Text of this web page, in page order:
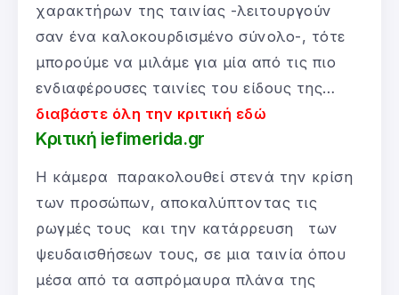
χαρακτήρων της ταινίας -λειτουργούν
σαν ένα καλοκουρδισμένο σύνολο-, τότε
μπορούμε να μιλάμε για μία από τις πιο
ενδιαφέρουσες ταινίες του είδους της…
διαβάστε όλη την κριτική εδώ
Κριτική iefimerida.gr
Η κάμερα παρακολουθεί στενά την κρίση
των προσώπων, αποκαλύπτοντας τις
ρωγμές τους και την κατάρρευση των
ψευδαισθήσεων τους, σε μια ταινία όπου
μέσα από τα ασπρόμαυρα πλάνα της